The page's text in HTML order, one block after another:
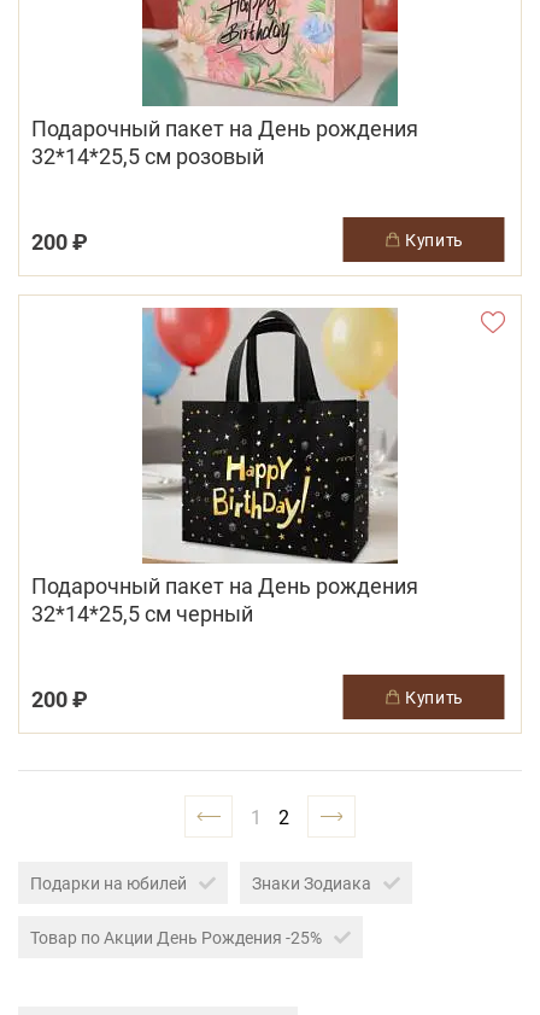
Подарочный пакет на День рождения
32*14*25,5 см розовый
200 ₽ купить
Подарочный пакет на День рождения
32*14*25,5 см черный
200 ₽ купить
1 2
Подарки на юбилей Знаки Зодиака
Товар по Акции День Рождения -25%